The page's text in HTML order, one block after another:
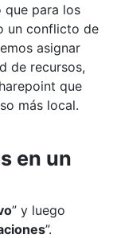
para los
un conflicto de
asignar
de recursos,
que
más local.
en un
” y luego
”.